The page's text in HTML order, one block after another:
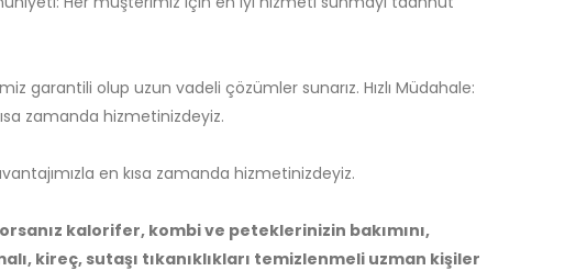
garantili olup uzun vadeli çözümler sunarız. Hızlı Müdahale:
zamanda hizmetinizdeyiz.
en kısa zamanda hizmetinizdeyiz.
kalorifer, kombi ve peteklerinizin bakımını,
kireç, sutaşı tıkanıklıkları temizlenmeli uzman kişiler